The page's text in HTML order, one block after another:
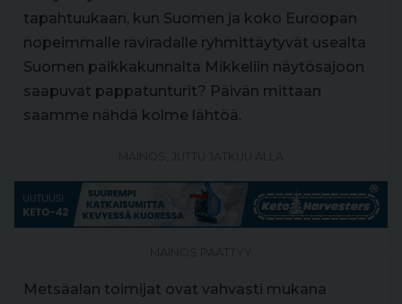
tapahtuukaan, kun Suomen ja koko Euroopan
nopeimmalle raviradalle ryhmittäytyvät usealta
Suomen paikkakunnalta Mikkeliin näytösajoon
saapuvat pappatunturit? Päivän mittaan
saamme nähdä kolme lähtöä.
Metsäalan toimijat ovat vahvasti mukana